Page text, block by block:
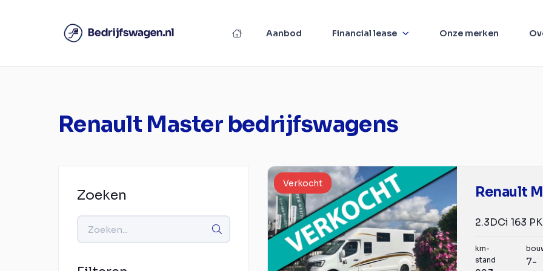
Aanbod Financial lease Onze merken
Renault Master bedrijfswagens
Zoeken
Verkocht
Renault
km-
stand
7-